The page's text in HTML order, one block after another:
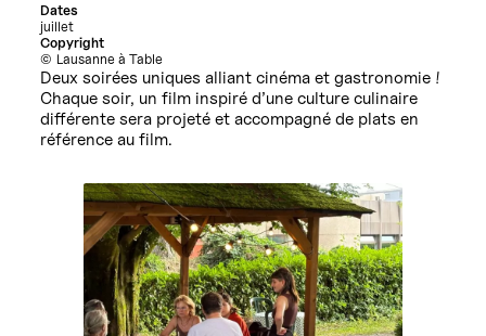
Dates
juillet
Copyright
Lausanne à Table
Deux soirées uniques alliant cinéma et gastronomie !
Chaque soir, un film inspiré d’une culture culinaire
différente sera projeté et accompagné de plats en
référence au film.